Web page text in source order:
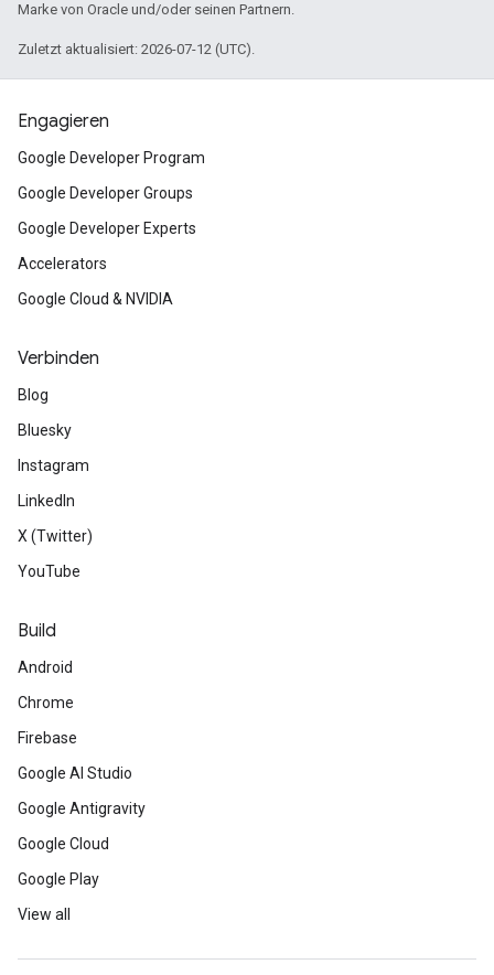
Marke von Oracle und/oder seinen Partnern.
Zuletzt aktualisiert: 2026-07-12 (UTC).
Engagieren
Google Developer Program
Google Developer Groups
Google Developer Experts
Accelerators
Google Cloud & NVIDIA
Verbinden
Blog
Bluesky
Instagram
LinkedIn
X (Twitter)
YouTube
Build
Android
Chrome
Firebase
Google AI Studio
Google Antigravity
Google Cloud
Google Play
View all